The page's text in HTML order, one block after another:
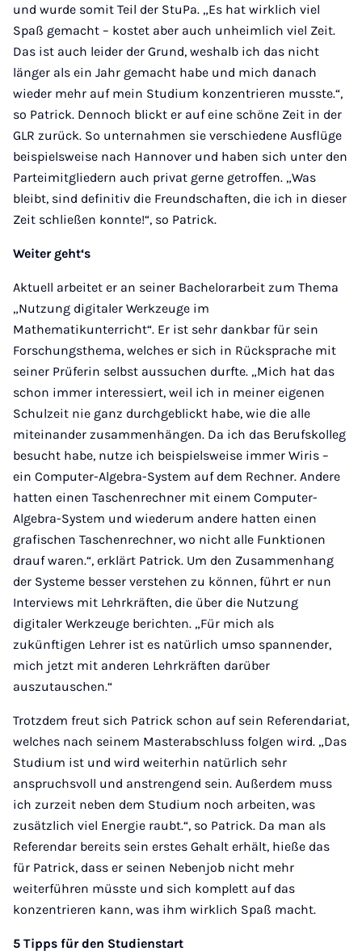
und wurde somit Teil der StuPa. „Es hat wirklich viel
Spaß gemacht – kostet aber auch unheimlich viel Zeit.
Das ist auch leider der Grund, weshalb ich das nicht
länger als ein Jahr gemacht habe und mich danach
wieder mehr auf mein Studium konzentrieren musste.“,
so Patrick. Dennoch blickt er auf eine schöne Zeit in der
GLR zurück. So unternahmen sie verschiedene Ausflüge
beispielsweise nach Hannover und haben sich unter den
Parteimitgliedern auch privat gerne getroffen. „Was
bleibt, sind definitiv die Freundschaften, die ich in dieser
Zeit schließen konnte!“, so Patrick.
Weiter geht‘s
Aktuell arbeitet er an seiner Bachelorarbeit zum Thema
„Nutzung digitaler Werkzeuge im
Mathematikunterricht“. Er ist sehr dankbar für sein
Forschungsthema, welches er sich in Rücksprache mit
seiner Prüferin selbst aussuchen durfte. „Mich hat das
schon immer interessiert, weil ich in meiner eigenen
Schulzeit nie ganz durchgeblickt habe, wie die alle
miteinander zusammenhängen. Da ich das Berufskolleg
besucht habe, nutze ich beispielsweise immer Wiris –
ein Computer-Algebra-System auf dem Rechner. Andere
hatten einen Taschenrechner mit einem Computer-
Algebra-System und wiederum andere hatten einen
grafischen Taschenrechner, wo nicht alle Funktionen
drauf waren.“, erklärt Patrick. Um den Zusammenhang
der Systeme besser verstehen zu können, führt er nun
Interviews mit Lehrkräften, die über die Nutzung
digitaler Werkzeuge berichten. „Für mich als
zukünftigen Lehrer ist es natürlich umso spannender,
mich jetzt mit anderen Lehrkräften darüber
auszutauschen.“
Trotzdem freut sich Patrick schon auf sein Referendariat,
welches nach seinem Masterabschluss folgen wird. „Das
Studium ist und wird weiterhin natürlich sehr
anspruchsvoll und anstrengend sein. Außerdem muss
ich zurzeit neben dem Studium noch arbeiten, was
zusätzlich viel Energie raubt.“, so Patrick. Da man als
Referendar bereits sein erstes Gehalt erhält, hieße das
für Patrick, dass er seinen Nebenjob nicht mehr
weiterführen müsste und sich komplett auf das
konzentrieren kann, was ihm wirklich Spaß macht.
5 Tipps für den Studienstart